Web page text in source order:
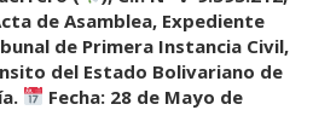
de Asamblea, Expediente
de Primera Instancia Civil,
del Estado Bolivariano de
Fecha: 28 de Mayo de